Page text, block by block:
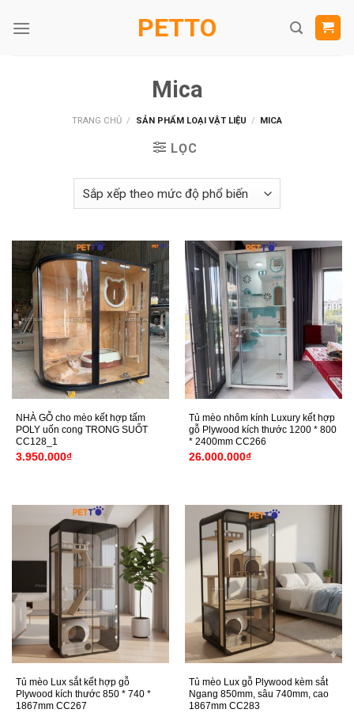
PETTO
Mica
TRANG CHỦ / SẢN PHẨM LOẠI VẬT LIỆU / MICA
LỌC
NHÀ GỖ cho mèo kết hợp tấm
POLY uốn cong TRONG SUỐT
CC128_1
3.950.000₫
Tủ mèo nhôm kính Luxury kết hợp
gỗ Plywood kích thước 1200 * 800
* 2400mm CC266
26.000.000₫
Tủ mèo Lux sắt kết hợp gỗ
Plywood kích thước 850 * 740 *
1867mm CC267
Tủ mèo Lux gỗ Plywood kèm sắt
Ngang 850mm, sâu 740mm, cao
1867mm CC283